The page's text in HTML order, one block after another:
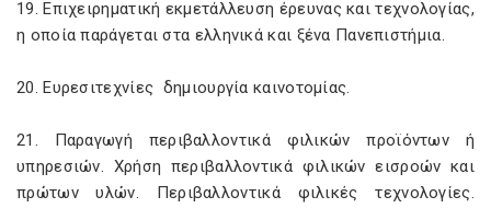
19. Επιχειρηματική εκμετάλλευση έρευνας και τεχνολογίας,
η οποία παράγεται στα ελληνικά και ξένα Πανεπιστήμια.
20. Ευρεσιτεχνίες δημιουργία καινοτομίας.
21. Παραγωγή περιβαλλοντικά φιλικών προϊόντων ή
υπηρεσιών. Χρήση περιβαλλοντικά φιλικών εισροών και
πρώτων υλών. Περιβαλλοντικά φιλικές τεχνολογίες.